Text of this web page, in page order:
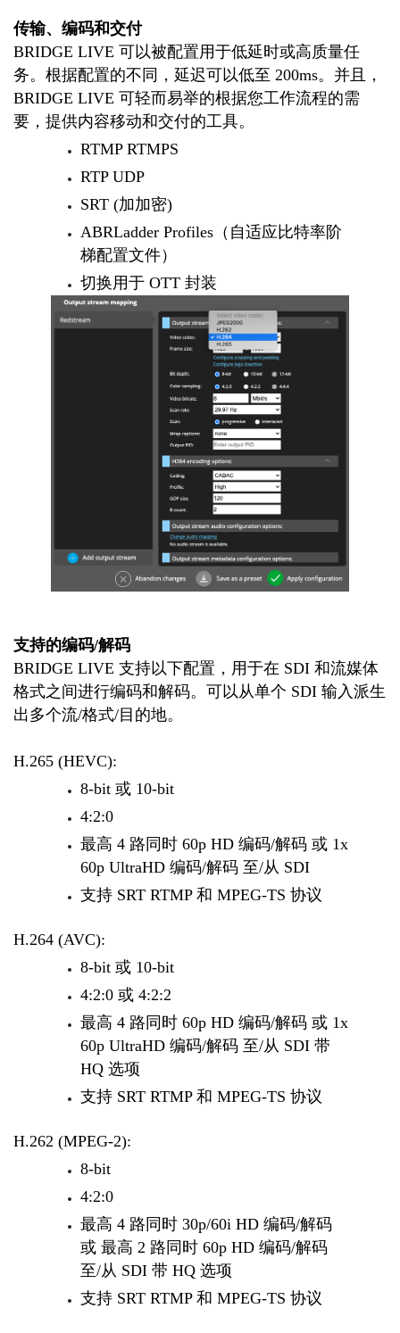
传输、编码和交付
BRIDGE LIVE 可以被配置用于低延时或高质量任
务。根据配置的不同，延迟可以低至 200ms。并且，
BRIDGE LIVE 可轻而易举的根据您工作流程的需
要，提供内容移动和交付的工具。
RTMP RTMPS
RTP UDP
SRT (加加密)
ABRLadder Profiles（自适应比特率阶
梯配置文件）
切换用于 OTT 封装
支持的编码/解码
BRIDGE LIVE 支持以下配置，用于在 SDI 和流媒体
格式之间进行编码和解码。可以从单个 SDI 输入派生
出多个流/格式/目的地。
H.265 (HEVC):
8-bit 或 10-bit
4:2:0
最高 4 路同时 60p HD 编码/解码 或 1x
60p UltraHD 编码/解码 至/从 SDI
支持 SRT RTMP 和 MPEG-TS 协议
H.264 (AVC):
8-bit 或 10-bit
4:2:0 或 4:2:2
最高 4 路同时 60p HD 编码/解码 或 1x
60p UltraHD 编码/解码 至/从 SDI 带
HQ 选项
支持 SRT RTMP 和 MPEG-TS 协议
H.262 (MPEG-2):
8-bit
4:2:0
最高 4 路同时 30p/60i HD 编码/解码
或 最高 2 路同时 60p HD 编码/解码
至/从 SDI 带 HQ 选项
支持 SRT RTMP 和 MPEG-TS 协议